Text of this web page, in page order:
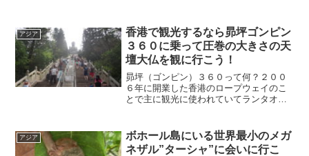
アジア
香港で観光するなら昴坪ゴンピン
３６０に乗って圧巻の大きさの天
壇大仏を観に行こう！
昴坪（ゴンピン）３６０って何？２００
６年に開業した香港のロープウェイのこ
とで主に観光に使われていてランタオ島
空港からMTRで東涌（トンチョン）駅ま
で行きます。電車は５分...
アジア
ボホール島にいる世界最小のメガ
ネザル”ターシャ”に会いに行こ